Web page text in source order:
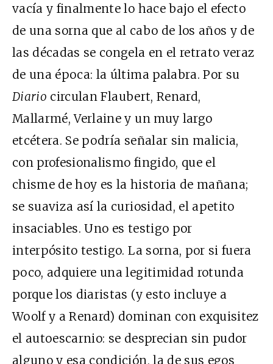
vacía y finalmente lo hace bajo el efecto
de una sorna que al cabo de los años y de
las décadas se congela en el retrato veraz
de una época: la última palabra. Por su
Diario circulan Flaubert, Renard,
Mallarmé, Verlaine y un muy largo
etcétera. Se podría señalar sin malicia,
con profesionalismo fingido, que el
chisme de hoy es la historia de mañana;
se suaviza así la curiosidad, el apetito
insaciables. Uno es testigo por
interpósito testigo. La sorna, por si fuera
poco, adquiere una legitimidad rotunda
porque los diaristas (y esto incluye a
Woolf y a Renard) dominan con exquisitez
el autoescarnio: se desprecian sin pudor
alguno y esa condición, la de sus egos